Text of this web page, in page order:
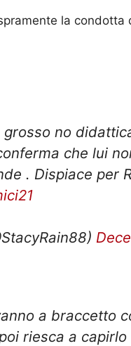
la condotta
grosso no
che lui
. Dispiace per
riesca a capirlo